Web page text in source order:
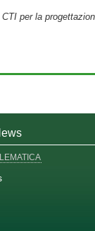
per la